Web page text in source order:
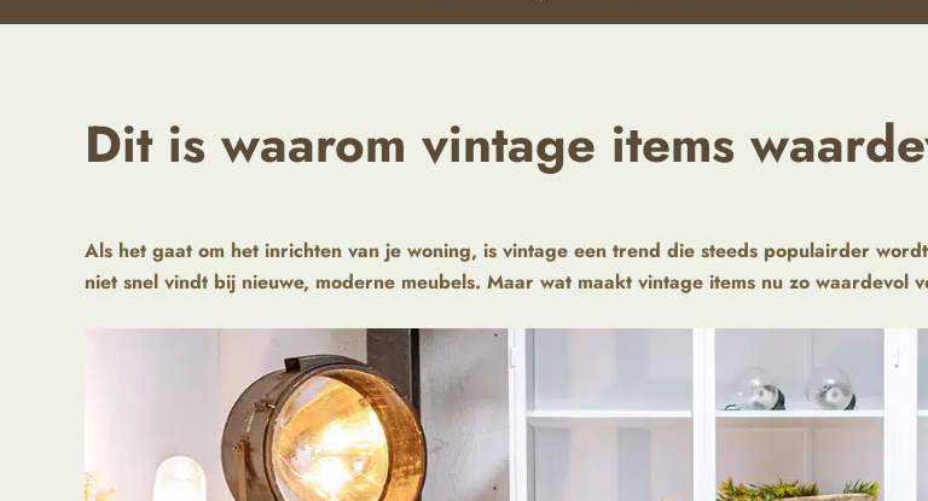
Dit is waarom vintage items
Als het gaat om het inrichten van je woning, is vintage een trend die steeds populairder
niet snel vindt bij nieuwe, moderne meubels. Maar wat maakt vintage items nu zo waardevol